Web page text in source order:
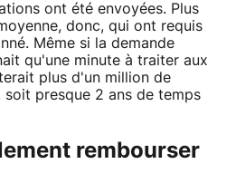
ont été envoyées. Plus
donc, qui ont requis
Même si la demande
qu'une minute à traiter aux
plus d'un million de
soit presque 2 ans de temps
rembourser